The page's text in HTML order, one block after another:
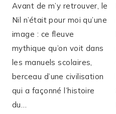
Avant de m’y retrouver, le
Nil n’était pour moi qu’une
image : ce fleuve
mythique qu’on voit dans
les manuels scolaires,
berceau d’une civilisation
qui a façonné l’histoire
du…